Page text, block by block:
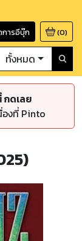
การอีบุ๊ก (0)
ทั้งหมด
กดเลย
งที่ Pinto